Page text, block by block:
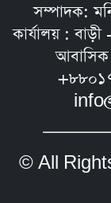
সম্পাদক:
কার্যালয় :
আবাসিক
© All